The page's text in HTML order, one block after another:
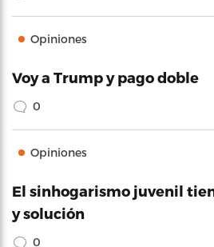
Opiniones
Voy a Trump y pago doble
0
Opiniones
El sinhogarismo juvenil
y solución
0